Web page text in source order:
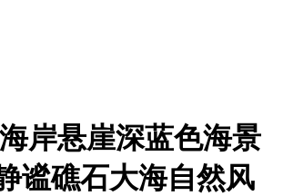
岸悬崖深蓝色海景
谧礁石大海自然风